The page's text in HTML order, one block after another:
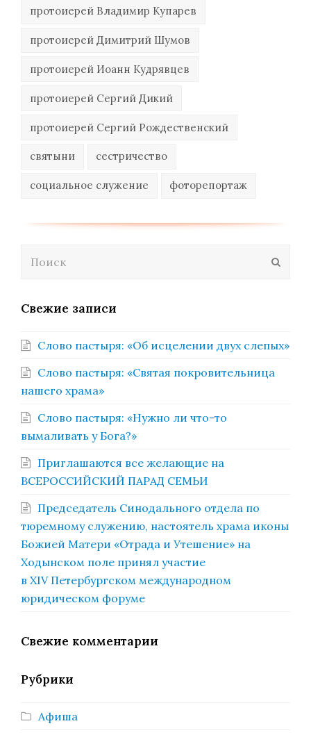
протоиерей Владимир Купарев
протоиерей Димитрий Шумов
протоиерей Иоанн Кудрявцев
протоиерей Сергий Дикий
протоиерей Сергий Рождественский
святыни сестричество
социальное служение фоторепортаж
Свежие записи
Слово пастыря: «Об исцелении двух слепых»
Слово пастыря: «Святая покровительница
нашего храма»
Слово пастыря: «Нужно ли что-то
вымаливать у Бога?»
Приглашаются все желающие на
ВСЕРОССИЙСКИЙ ПАРАД СЕМЬИ
Председатель Синодального отдела по
тюремному служению, настоятель храма иконы
Божией Матери «Отрада и Утешение» на
Ходынском поле принял участие
в XIV Петербургском международном
юридическом форуме
Свежие комментарии
Рубрики
Афиша